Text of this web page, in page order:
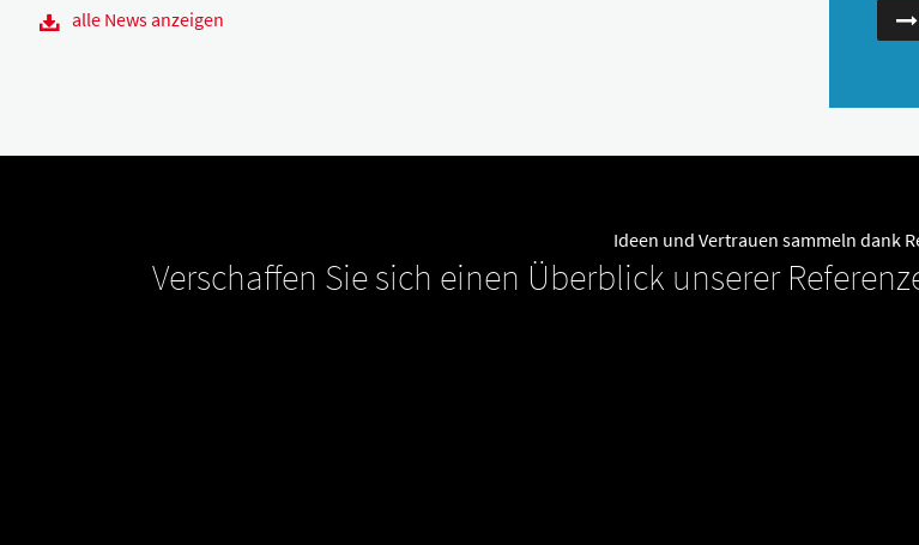
alle News anzeigen
Ideen und Vertrauen sammeln dank
Verschaffen Sie sich einen Überblick unserer